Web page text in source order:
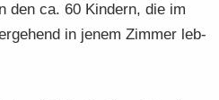
den ca. 60 Kin­dern, die im
in jenem Zim­mer leb­